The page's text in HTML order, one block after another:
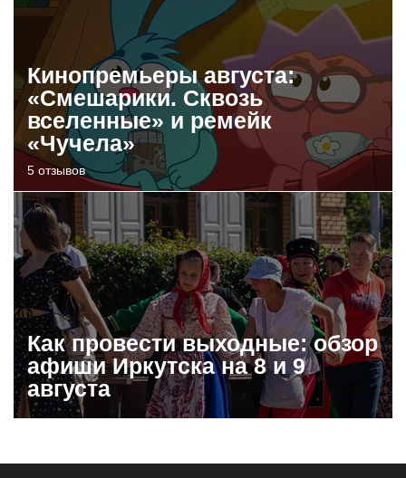
Кинопремьеры августа:
«Смешарики. Сквозь
вселенные» и ремейк
«Чучела»
5 отзывов
Как провести выходные: обзор
афиши Иркутска на 8 и 9
августа